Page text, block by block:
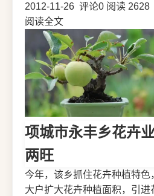
2012-11-26 评论0 阅读 2628
阅读全文
项城市永丰乡花卉
两旺
今年，该乡抓住花卉种植特色
大户扩大花卉种植面积，引